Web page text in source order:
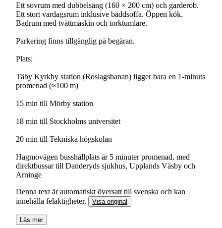
Ett sovrum med dubbelsäng (160 × 200 cm) och garderob.
Ett stort vardagsrum inklusive bäddsoffa. Öppen kök.
Badrum med tvättmaskin och torktumlare.
Parkering finns tillgänglig på begäran.
Plats:
Täby Kyrkby station (Roslagsbanan) ligger bara en 1-minuts
promenad (≈100 m)
15 min till Mörby station
18 min till Stockholms universitet
20 min till Tekniska högskolan
Hagmovägen busshållplats är 5 minuter promenad, med
direktbussar till Danderyds sjukhus, Upplands Väsby och
Arninge
Denna text är automatiskt översatt till svenska och kan
innehålla felaktigheter.
Visa original
Läs mer